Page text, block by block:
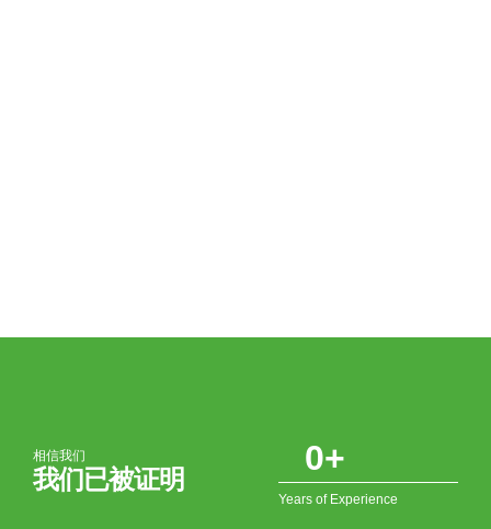
相信我们
我们已被证明
0+
Years of Experience